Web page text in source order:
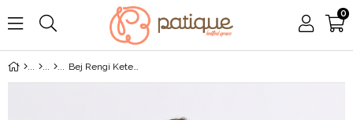
0
Bej Rengi Keten Pantolon Baskılı Penye Tişört Yazlık Erkek Çocuk İkili Takım